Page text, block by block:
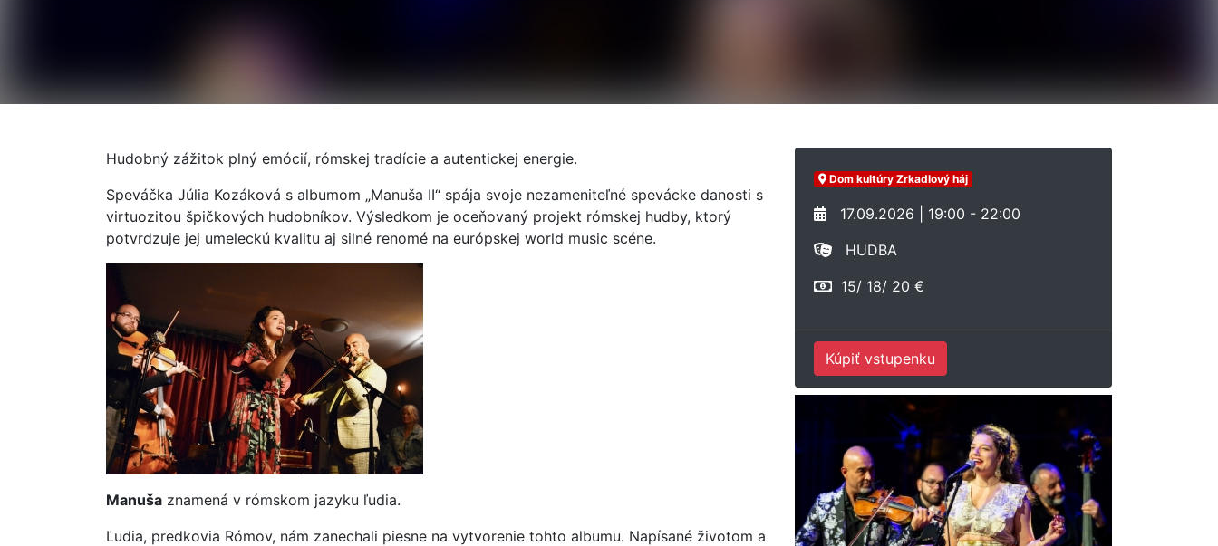
Hudobný zážitok plný emócií, rómskej tradície a autentickej energie.
Speváčka Júlia Kozáková s albumom „Manuša II“ spája svoje nezameniteľné spevácke danosti s
virtuozitou špičkových hudobníkov. Výsledkom je oceňovaný projekt rómskej hudby, ktorý
potvrdzuje jej umeleckú kvalitu aj silné renomé na európskej world music scéne.
Manuša znamená v rómskom jazyku ľudia.
Ľudia, predkovia Rómov, nám zanechali piesne na vytvorenie tohto albumu. Napísané životom a
Dom kultúry Zrkadlový háj
17.09.2026 | 19:00 - 22:00
HUDBA
15/ 18/ 20 €
Kúpiť vstupenku